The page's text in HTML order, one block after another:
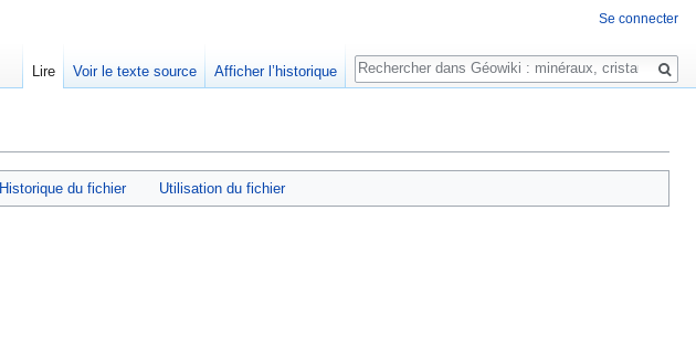
Historique du fichier Utilisation du fichier
Se connecter
Lire Voir le texte source Afficher l’historique
Rechercher